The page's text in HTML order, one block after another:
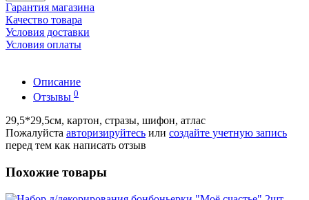
Гарантия магазина
Качество товара
Условия доставки
Условия оплаты
Описание
Отзывы 0
29,5*29,5см, картон, стразы, шифон, атлас
Пожалуйста авторизируйтесь или создайте учетную запись
перед тем как написать отзыв
Похожие товары